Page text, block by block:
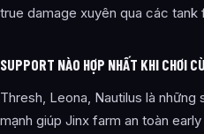
true damage xuyên qua các
SUPPORT NÀO HỢP NHẤT KHI CHƠI
Thresh, Leona, Nautilus là
mạnh giúp Jinx farm an toàn